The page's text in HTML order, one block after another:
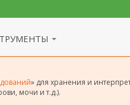
» для хранения и
мочи и т.д.).
родителей